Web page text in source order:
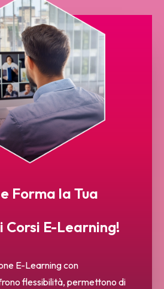
Forma la Tua
Corsi E-Learning!
E-Learning con
flessibilità, permettono di